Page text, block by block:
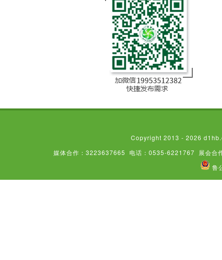
Copyright 2013 - 2026
媒体合作：3223637665
电话：0535-6221767 展会合
鲁